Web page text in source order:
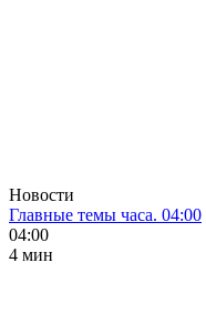
Новости
Главные темы часа. 04:00
04:00
4 мин